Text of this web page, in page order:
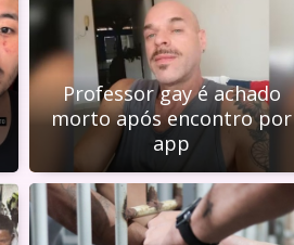
Professor gay é achado
morto após encontro por
app